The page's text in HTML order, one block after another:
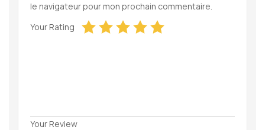
le navigateur pour mon prochain commentaire.
Your Rating
Your Review